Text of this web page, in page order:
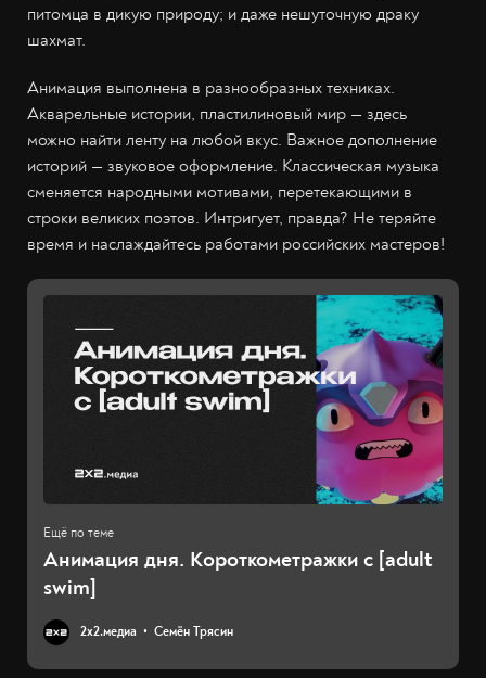
питомца в дикую природу; и даже нешуточную драку
шахмат.
Анимация выполнена в разнообразных техниках.
Акварельные истории, пластилиновый мир — здесь
можно найти ленту на любой вкус. Важное дополнение
историй — звуковое оформление. Классическая музыка
сменяется народными мотивами, перетекающими в
строки великих поэтов. Интригует, правда? Не теряйте
время и наслаждайтесь работами российских мастеров!
Анимация дня. Короткометражки с [adult
swim]
2х2.медиа Семён Трясин